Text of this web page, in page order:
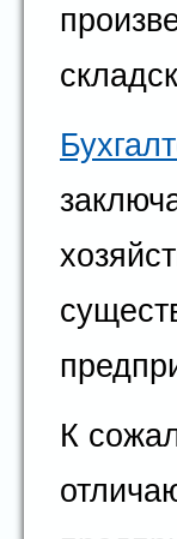
К